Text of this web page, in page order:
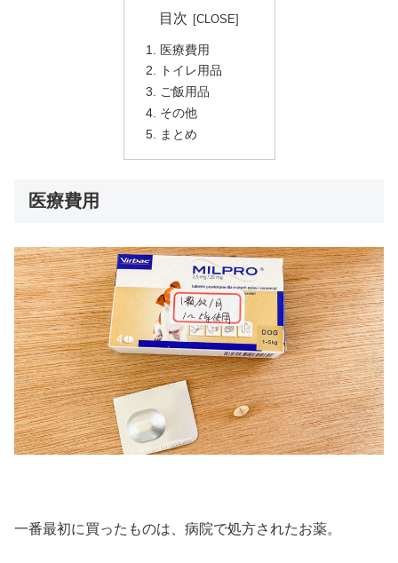
目次
医療費用
トイレ用品
ご飯用品
その他
まとめ
医療費用
一番最初に買ったものは、病院で処方されたお薬。